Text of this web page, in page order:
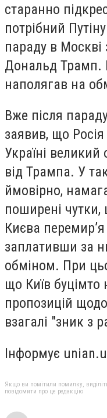
старанно
потрібний
параду в
Дональд Трамп.
наполягав на
Вже після
заявив, що
Україні
від Трампа. У
ймовірно,
поширені чутки,
Києва
заплативши за
обміном. При
що Київ
пропозицій
взагалі "зник з
Інформує
Якщо ви помітили помилку,
повідомити про це редакцію